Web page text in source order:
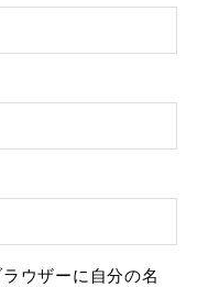
ウザーに自分の名